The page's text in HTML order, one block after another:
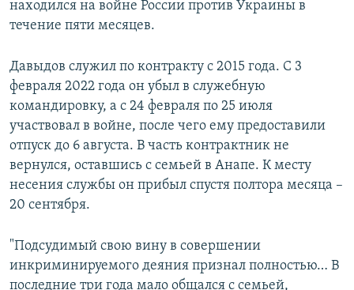
находился на войне России против Украины в
течение пяти месяцев.
Давыдов служил по контракту с 2015 года. С 3
февраля 2022 года он убыл в служебную
командировку, а с 24 февраля по 25 июля
участвовал в войне, после чего ему предоставили
отпуск до 6 августа. В часть контрактник не
вернулся, оставшись с семьей в Анапе. К месту
несения службы он прибыл спустя полтора месяца –
20 сентября.
"Подсудимый свою вину в совершении
инкриминируемого деяния признал полностью… В
последние три года мало общался с семьей,